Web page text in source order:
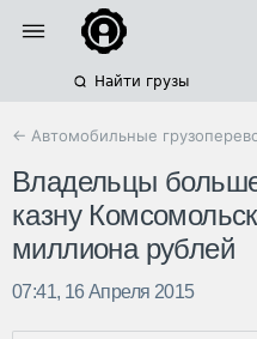
Найти грузы
← Автомобильные
Владельцы
казну
миллиона рублей
07:41, 16 Апреля 2015